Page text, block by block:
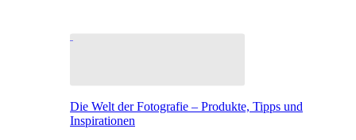
Die Welt der Fotografie – Produkte, Tipps und
Inspirationen